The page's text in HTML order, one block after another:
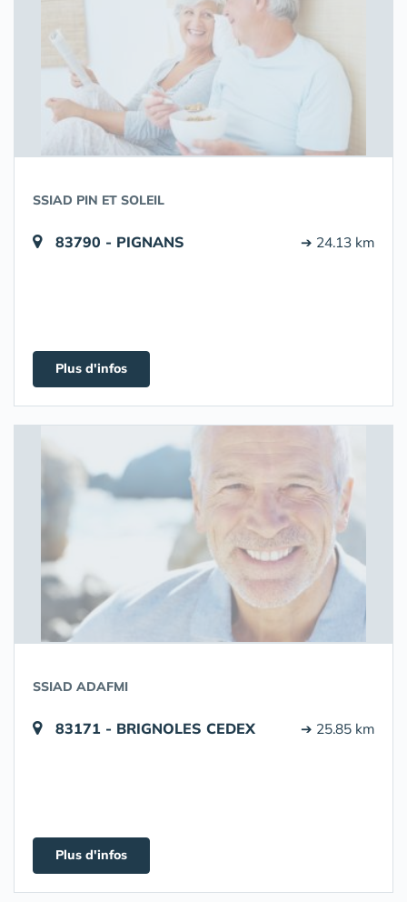
SSIAD PIN ET SOLEIL
83790 - PIGNANS ➔ 24.13 km
Plus d'infos
SSIAD ADAFMI
83171 - BRIGNOLES CEDEX ➔ 25.85 km
Plus d'infos